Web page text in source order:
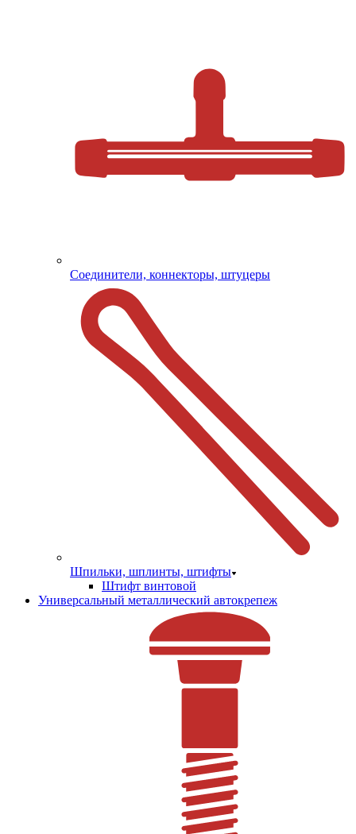
Соединители, коннекторы, штуцеры
Шпильки, шплинты, штифты
Штифт винтовой
Универсальный металлический автокрепеж